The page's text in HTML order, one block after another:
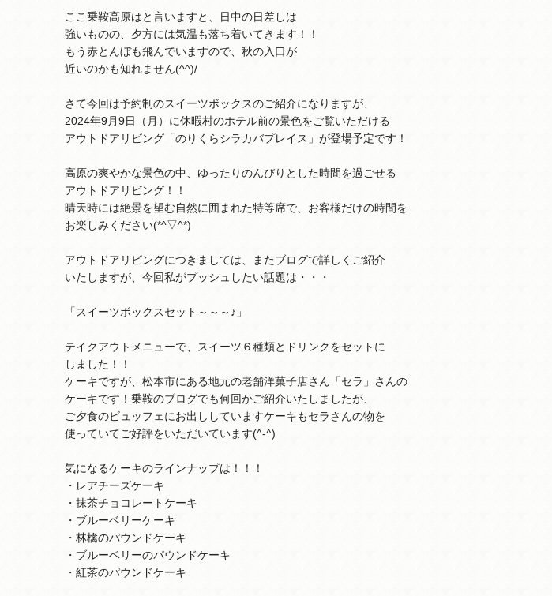
ここ乗鞍高原はと言いますと、日中の日差しは
強いものの、夕方には気温も落ち着いてきます！！
もう赤とんぼも飛んでいますので、秋の入口が
近いのかも知れません(^^)/
さて今回は予約制のスイーツボックスのご紹介になりますが、
2024年9月9日（月）に休暇村のホテル前の景色をご覧いただける
アウトドアリビング「のりくらシラカバプレイス」が登場予定です！
高原の爽やかな景色の中、ゆったりのんびりとした時間を過ごせる
アウトドアリビング！！
晴天時には絶景を望む自然に囲まれた特等席で、お客様だけの時間を
お楽しみください(*^▽^*)
アウトドアリビングにつきましては、またブログで詳しくご紹介
いたしますが、今回私がプッシュしたい話題は・・・
「スイーツボックスセット～～～♪」
テイクアウトメニューで、スイーツ６種類とドリンクをセットに
しました！！
ケーキですが、松本市にある地元の老舗洋菓子店さん「セラ」さんの
ケーキです！乗鞍のブログでも何回かご紹介いたしましたが、
ご夕食のビュッフェにお出ししていますケーキもセラさんの物を
使っていてご好評をいただいています(^-^)
気になるケーキのラインナップは！！！
・レアチーズケーキ
・抹茶チョコレートケーキ
・ブルーベリーケーキ
・林檎のパウンドケーキ
・ブルーベリーのパウンドケーキ
・紅茶のパウンドケーキ